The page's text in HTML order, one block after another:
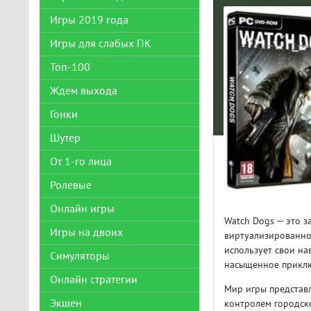
Watch Dogs — это
использует свои
насыщенное
Мир игры
контролем
Игры 2019 года
Игры для слабых ПК
Топ-100
Ждем выхода
Гонки
Шутер
От 1-го лица
Ролевые
Онлайн игры
Игры на двоих
Симуляторы
Онлайн стратегии
Экшен